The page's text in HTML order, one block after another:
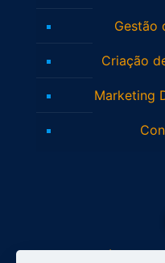
Gestão
Criação
Marketing